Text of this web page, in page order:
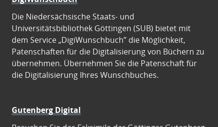
Die Niedersächsische Staats- und
Universitätsbibliothek Göttingen (SUB) bietet mit
dem Service „DigiWunschbuch” die Möglichkeit,
Patenschaften für die Digitalisierung von Büchern zu
übernehmen. Übernehmen Sie die Patenschaft für
die Digitalisierung Ihres Wunschbuches.
Gutenberg Digital